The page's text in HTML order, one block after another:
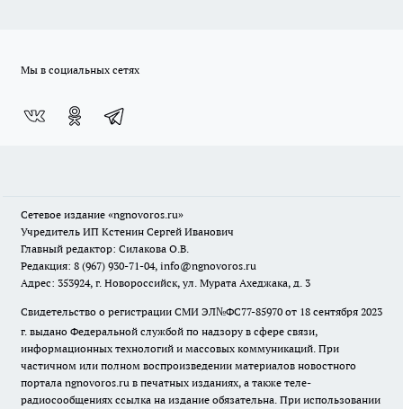
Мы в социальных сетях
Сетевое издание «ngnovoros.ru»
Учредитель ИП Кстенин Сергей Иванович
Главный редактор: Силакова О.В.
Редакция: 8 (967) 930-71-04, info@ngnovoros.ru
Адрес: 353924, г. Новороссийск, ул. Мурата Ахеджака, д. 3
Свидетельство о регистрации СМИ ЭЛ№ФС77-85970 от 18 сентября 2023
г. выдано Федеральной службой по надзору в сфере связи,
информационных технологий и массовых коммуникаций. При
частичном или полном воспроизведении материалов новостного
портала ngnovoros.ru в печатных изданиях, а также теле-
радиосообщениях ссылка на издание обязательна. При использовании